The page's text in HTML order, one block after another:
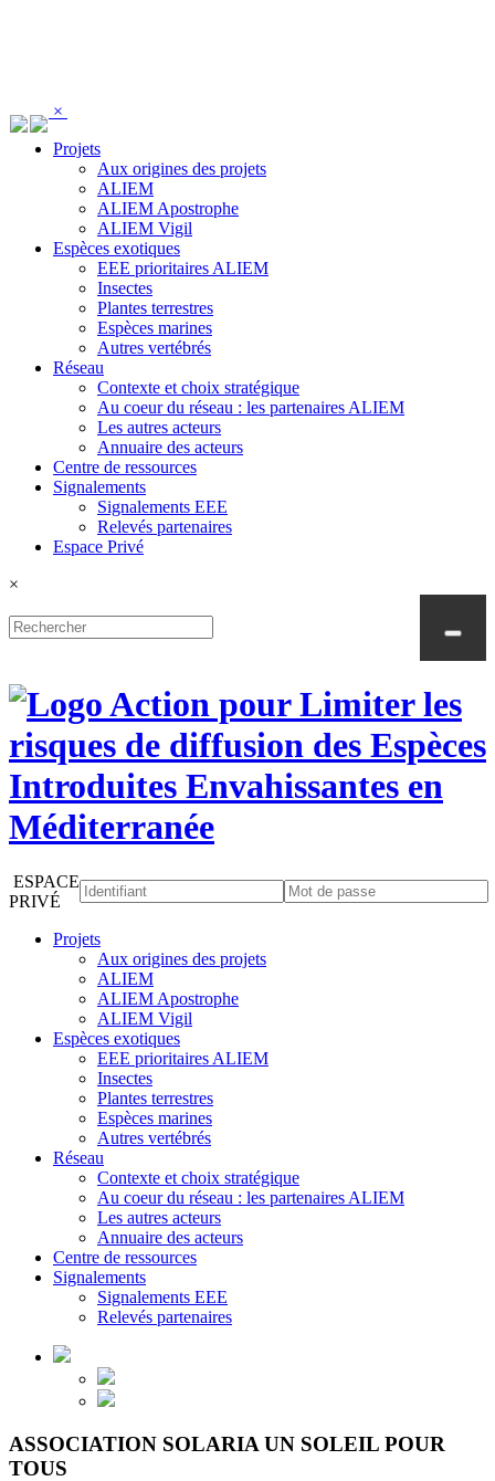
×
Projets
Aux origines des projets
ALIEM
ALIEM Apostrophe
ALIEM Vigil
Espèces exotiques
EEE prioritaires ALIEM
Insectes
Plantes terrestres
Espèces marines
Autres vertébrés
Réseau
Contexte et choix stratégique
Au coeur du réseau : les partenaires ALIEM
Les autres acteurs
Annuaire des acteurs
Centre de ressources
Signalements
Signalements EEE
Relevés partenaires
Espace Privé
×
ESPACE
PRIVÉ
Projets
Aux origines des projets
ALIEM
ALIEM Apostrophe
ALIEM Vigil
Espèces exotiques
EEE prioritaires ALIEM
Insectes
Plantes terrestres
Espèces marines
Autres vertébrés
Réseau
Contexte et choix stratégique
Au coeur du réseau : les partenaires ALIEM
Les autres acteurs
Annuaire des acteurs
Centre de ressources
Signalements
Signalements EEE
Relevés partenaires
ASSOCIATION SOLARIA UN SOLEIL POUR
TOUS